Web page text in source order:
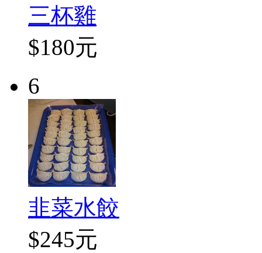
三杯雞
$180元
6
韭菜水餃
$245元